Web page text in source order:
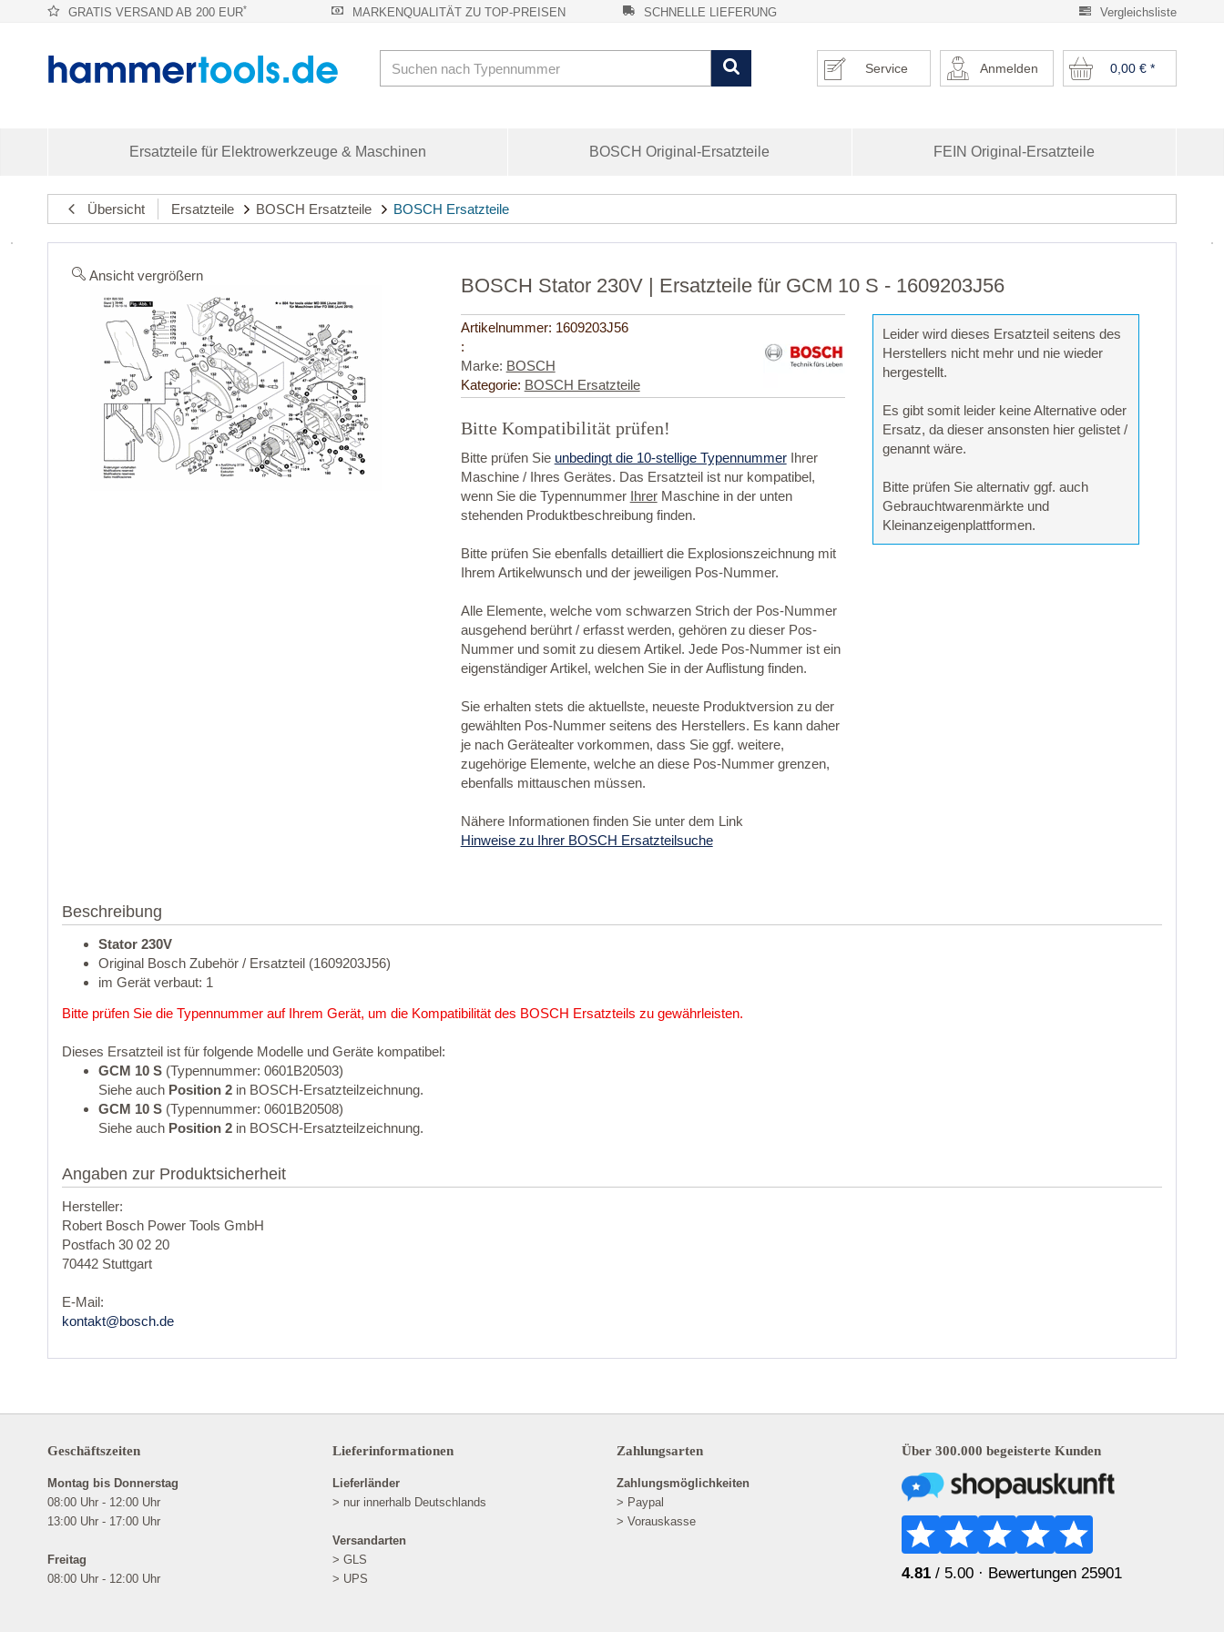
Vergleichsliste
GRATIS VERSAND AB 200 EUR* MARKENQUALITÄT ZU TOP-PREISEN SCHNELLE LIEFERUNG
0,00 €*
Anmelden
Service
Ersatzteile für Elektrowerkzeuge & Maschinen BOSCH Original-Ersatzteile FEIN Original-Ersatzteile
Übersicht Ersatzteile BOSCH Ersatzteile BOSCH Ersatzteile
Ansicht vergrößern BOSCH Stator 230V | Ersatzteile für GCM 10 S - 1609203J56
Artikelnummer: 1609203J56
:
Marke: BOSCH
Kategorie: BOSCH Ersatzteile
Bitte Kompatibilität prüfen!
Bitte prüfen Sie unbedingt die 10-stellige TypennummerIhrer
Maschine / Ihres Gerätes. Das Ersatzteil ist nur kompatibel,
wenn Sie die Typennummer IhrerMaschine in der unten
stehenden Produktbeschreibung finden.
Bitte prüfen Sie ebenfalls detailliert die Explosionszeichnung mit
Ihrem Artikelwunsch und der jeweiligen Pos-Nummer.
Alle Elemente, welche vom schwarzen Strich der Pos-Nummer
ausgehend berührt / erfasst werden, gehören zu dieser Pos-
Nummer und somit zu diesem Artikel. Jede Pos-Nummer ist ein
eigenständiger Artikel, welchen Sie in der Auflistung finden.
Sie erhalten stets die aktuellste, neueste Produktversion zu der
gewählten Pos-Nummer seitens des Herstellers. Es kann daher
je nach Gerätealter vorkommen, dass Sie ggf. weitere,
zugehörige Elemente, welche an diese Pos-Nummer grenzen,
ebenfalls mittauschen müssen.
Nähere Informationen finden Sie unter dem Link
Hinweise zu Ihrer BOSCH Ersatzteilsuche
Leider wird dieses Ersatzteil seitens des
Herstellers nicht mehr und nie wieder
hergestellt.
Es gibt somit leider keine Alternative oder
Ersatz, da dieser ansonsten hier gelistet /
genannt wäre.
Bitte prüfen Sie alternativ ggf. auch
Gebrauchtwarenmärkte und
Kleinanzeigenplattformen.
Beschreibung
Stator 230V
Original Bosch Zubehör / Ersatzteil (1609203J56)
im Gerät verbaut: 1
Bitte prüfen Sie die Typennummer auf Ihrem Gerät, um die Kompatibilität des BOSCH Ersatzteils zu gewährleisten.
Dieses Ersatzteil ist für folgende Modelle und Geräte kompatibel:
GCM 10 S (Typennummer: 0601B20503)
Siehe auch Position 2 in BOSCH-Ersatzteilzeichnung.
GCM 10 S (Typennummer: 0601B20508)
Siehe auch Position 2 in BOSCH-Ersatzteilzeichnung.
Angaben zur Produktsicherheit
Hersteller:
Robert Bosch Power Tools GmbH
Postfach 30 02 20
70442 Stuttgart
E-Mail:
kontakt@bosch.de
Geschäftszeiten
Montag bis Donnerstag
08:00 Uhr - 12:00 Uhr
13:00 Uhr - 17:00 Uhr
Freitag
08:00 Uhr - 12:00 Uhr
Lieferinformationen
Lieferländer
> nur innerhalb Deutschlands
Versandarten
> GLS
> UPS
Zahlungsarten
Zahlungsmöglichkeiten
> Paypal
> Vorauskasse
Über 300.000 begeisterte Kunden
4.81 / 5.00 · Bewertungen 25901